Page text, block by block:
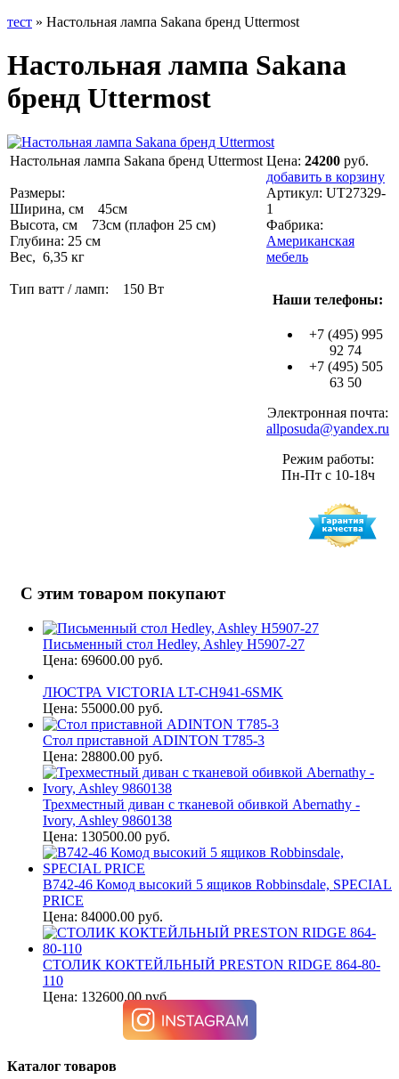
тест » Настольная лампа Sakana бренд Uttermost
Настольная лампа Sakana
бренд Uttermost
Настольная лампа Sakana бренд Uttermost
Размеры:
Ширина, см 45см
Высота, см 73см (плафон 25 см)
Глубина: 25 см
Вес, 6,35 кг
Тип ватт / ламп: 150 Вт
Цена: 24200 руб.
добавить в корзину
Артикул: UT27329-
1
Фабрика:
Американская
мебель
Наши телефоны:
+7 (495) 995
92 74
+7 (495) 505
63 50
Электронная почта:
allposuda@yandex.ru
Режим работы:
Пн-Пт с 10-18ч
С этим товаром покупают
Письменный стол Hedley, Ashley H5907-27
Цена: 69600.00 руб.
ЛЮСТРА VICTORIA LT-CH941-6SMK
Цена: 55000.00 руб.
Стол приставной ADINTON T785-3
Цена: 28800.00 руб.
Трехместный диван с тканевой обивкой Abernathy -
Ivory, Ashley 9860138
Цена: 130500.00 руб.
B742-46 Комод высокий 5 ящиков Robbinsdale, SPECIAL
PRICE
Цена: 84000.00 руб.
СТОЛИК КОКТЕЙЛЬНЫЙ PRESTON RIDGE 864-80-
110
Цена: 132600.00 руб.
Каталог товаров